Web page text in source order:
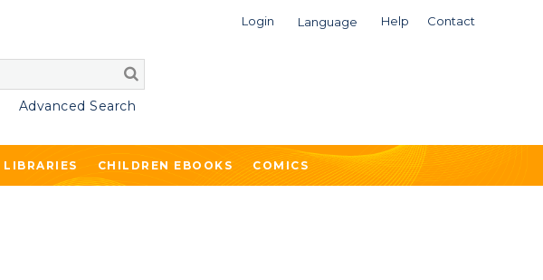
Login Language Help Contact
Advanced Search
LIBRARIES CHILDREN EBOOKS COMICS